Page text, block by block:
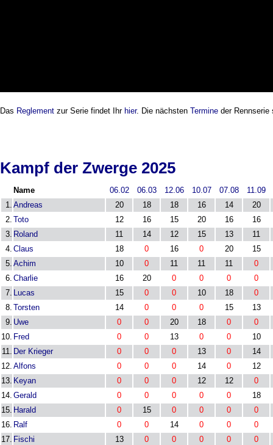
Das Reglement zur Serie findet Ihr hier. Die nächsten Termine der
Kampf der Zwerge 2025
Name 06.02 06.03 12.06 10.07 07.08
11.09
1. Andreas 20 18 18 16 14
20
2. Toto 12 16 15 20 16
16
3. Roland 11 14 12 15 13
11
4. Claus 18 0 16 0 20
15
5. Achim 10 0 11 11 11
0
6. Charlie 16 20 0 0 0
0
7. Lucas 15 0 0 10 18
0
8. Torsten 14 0 0 0 15
13
9. Uwe 0 0 20 18 0
0
10. Fred 0 0 13 0 0
10
11. Der Krieger 0 0 0 13 0
14
12. Alfons 0 0 0 14 0
12
13. Keyan 0 0 0 12 12
0
14. Gerald 0 0 0 0 0
18
15. Harald 0 15 0 0 0
0
16. Ralf 0 0 14 0 0
0
17. Fischi 13 0 0 0 0 0